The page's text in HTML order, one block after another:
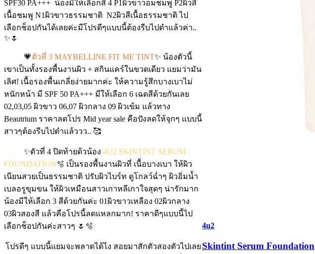
SPF30 PA+++ น้องมีให้เลือกสี 4 P1ผิวขาวอมชมพู P2ผิวสี
เนื้อชมพู N1ผิวขาวธรรมชาติ N2ผิวสีเนื้อธรรมชาติ ไป
เลือกช็อปกันได้เลยค่ะมีโปรดีๆแบบนี้ต้องรีบไปตำแล้วค่า..
✨🌷
💗ตัวที่ 3 MAYBELLINE FIT ME TINT✨ น้องตัวนี้
เขาเป็นทั้งรองพื้นงานผิว + สกินแคร์ในขวดเดียว แยมว่ามัน
เลิศ! เนื้อรองพื้นเกลี่ยง่ายมากค่ะ ให้ความรู้สึกบางเบาไม่
หนักหน้า มี SPF 50 PA+++ มีให้เลือก 6 เฉดสีด้วยกันเลย
02,03,05 ผิวขาว 06,07 ผิวกลาง 09 ผิวเข้ม แล้วทาง
Beautrium ราคาลดโปร Mid year sale คือปังลดให้จุกๆ แบบนี้
สาวๆต้องรีบไปตำแล้ววว.. 🥰
✨ตัวที่ 4 ปิดท้ายด้วน้อง 4U2 SKINTINT SERUM
FOUNDATION🫧 เป็นรองพื้นงานผิวที่ เนื้อบางเบา ให้ผิว
เนียนสวยเป็นธรรมชาติ ปรับผิวไบร์ท ดูโกลว์ฉ่ำๆ ผิวอิ่มน้ำ
เบลอรูขุมขน ให้ผิวเหมือนสาวเกาหลีเกาใจสุดๆ น่ารักมาก
น้องมีให้เลือก 3 สีด้วยกันค่ะ 01ผิวขาวเหลือง 02ผิวกลาง
03ผิวสองสี แล้วคือโปรนี้ลดแหลกมาก! ราคาดีๆแบบนี้ไป
เลือกช็อปกันค่ะสาวๆ 🌷🫧
โปรดีๆ แบบนี้แยมจะพลาดได้ไง สอยมาสักตัวสองตัวไปเลย
4u2
Skintint Serum Foundation